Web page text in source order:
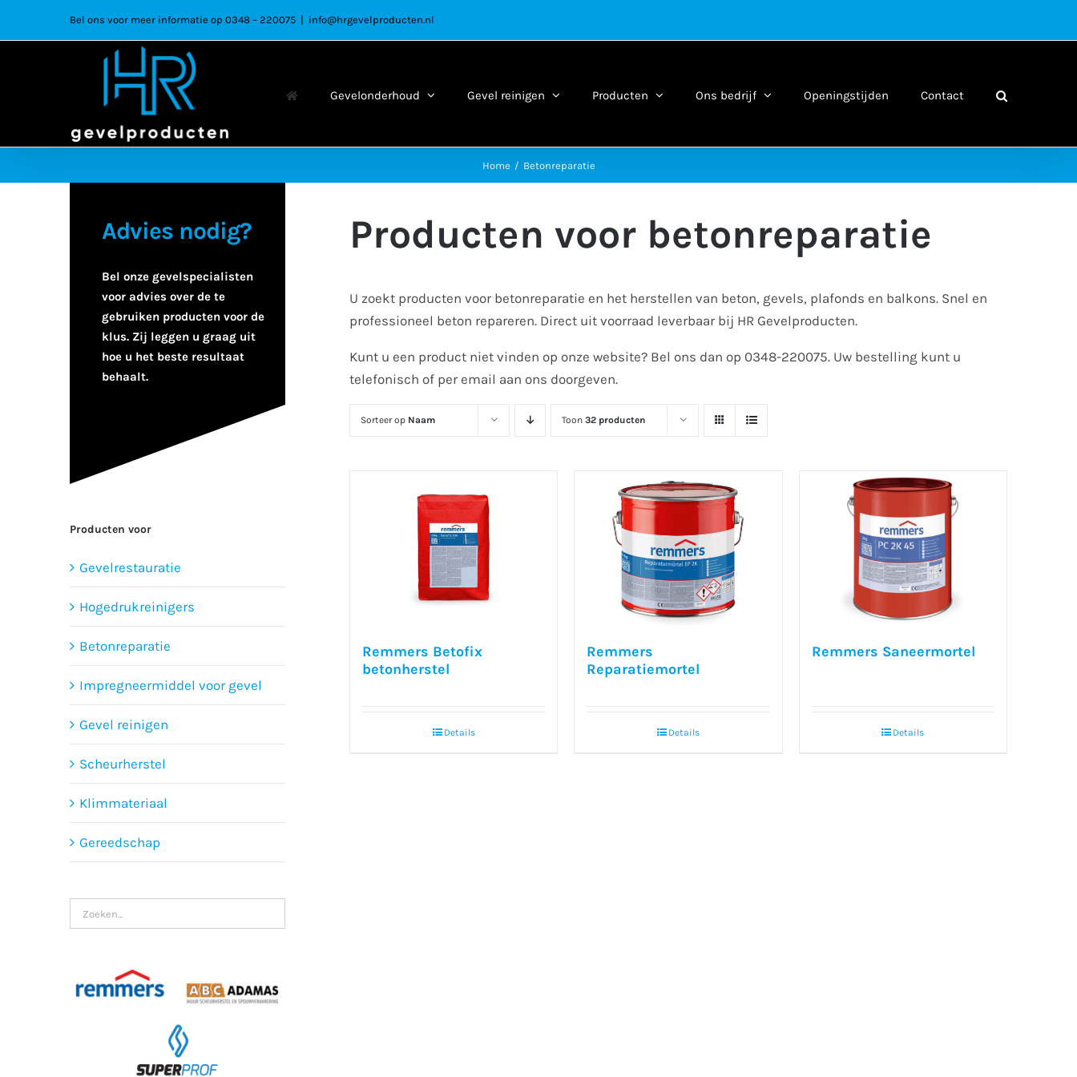
Bel ons voor meer informatie op 0348 – 220075 | info@hrgevelproducten.nl
Gevelonderhoud Gevel reinigen Producten Ons bedrijf Openingstijden Contact
Home Betonreparatie
Producten voor betonreparatie
U zoekt producten voor betonreparatie en het herstellen van beton, gevels, plafonds en balkons. Snel en
professioneel beton repareren. Direct uit voorraad leverbaar bij HR Gevelproducten.
Kunt u een product niet vinden op onze website? Bel ons dan op 0348-220075. Uw bestelling kunt u
telefonisch of per email aan ons doorgeven.
Sorteer op Naam Toon32 producten
Remmers Betofix
betonherstel
Details
Remmers
Reparatiemortel
Details
Remmers Saneermortel
Details
Advies nodig?
Bel onze gevelspecialisten
voor advies over de te
gebruiken producten voor de
klus. Zij leggen u graag uit
hoe u het beste resultaat
behaalt.
Producten voor
Gevelrestauratie
Hogedrukreinigers
Betonreparatie
Impregneermiddel voor gevel
Gevel reinigen
Scheurherstel
Klimmateriaal
Gereedschap